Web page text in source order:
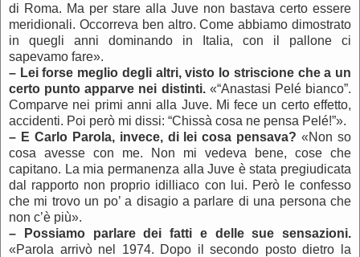
di Roma. Ma per stare alla Juve non bastava certo essere
meridionali. Occorreva ben altro. Come abbiamo dimostrato
in quegli anni dominando in Italia, con il pallone ci
sapevamo fare».
– Lei forse meglio degli altri, visto lo striscione che a un
certo punto apparve nei distinti.«“Anastasi Pelé bianco”.
Comparve nei primi anni alla Juve. Mi fece un certo effetto,
accidenti. Poi però mi dissi: “Chissà cosa ne pensa Pelé!”».
– E Carlo Parola, invece, di lei cosa pensava? «Non so
cosa avesse con me. Non mi vedeva bene, cose che
capitano. La mia permanenza alla Juve è stata pregiudicata
dal rapporto non proprio idilliaco con lui. Però le confesso
che mi trovo un po’ a disagio a parlare di una persona che
non c’è più».
–
Possiamo parlare dei fatti e delle sue sensazioni.
«Parola arrivò nel 1974. Dopo il secondo posto dietro la